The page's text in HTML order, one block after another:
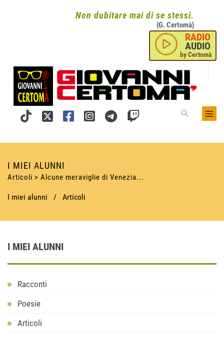
Non dubitare mai di se stessi.
{G. Certomà}
RADIO
AUDIO
by Certomà
I MIEI ALUNNI
Articoli > Alcune meraviglie di Venezia...
I miei alunni / Articoli
I MIEI ALUNNI
Racconti
Poesie
Articoli